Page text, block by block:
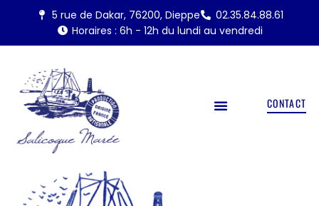
5 rue de Dakar, 76200, Dieppe
02.35.84.88.61
Horaires : 6h - 12h du lundi au vendredi
CONTACT